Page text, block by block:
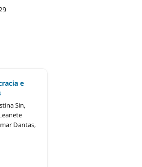
e
Sin,
Dantas,